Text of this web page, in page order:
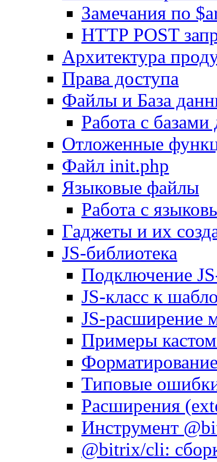
Замечания по
HTTP POST
Архитектура
Права доступа
Файлы и База
Работа с
Отложенные
Файл init.php
Языковые файлы
Работа с
Гаджеты и их
JS-библиотека
Подключение
JS-класс к
JS-расширение
Примеры
Типовые
Расширения
Инструмент
@bitrix/cli: